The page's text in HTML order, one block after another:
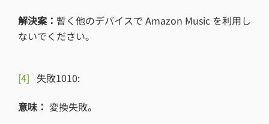
解決案： 暫く他のデバイスで Amazon Music を利用し
ないでください。
[4] 失敗1010:
意味： 変換失敗。